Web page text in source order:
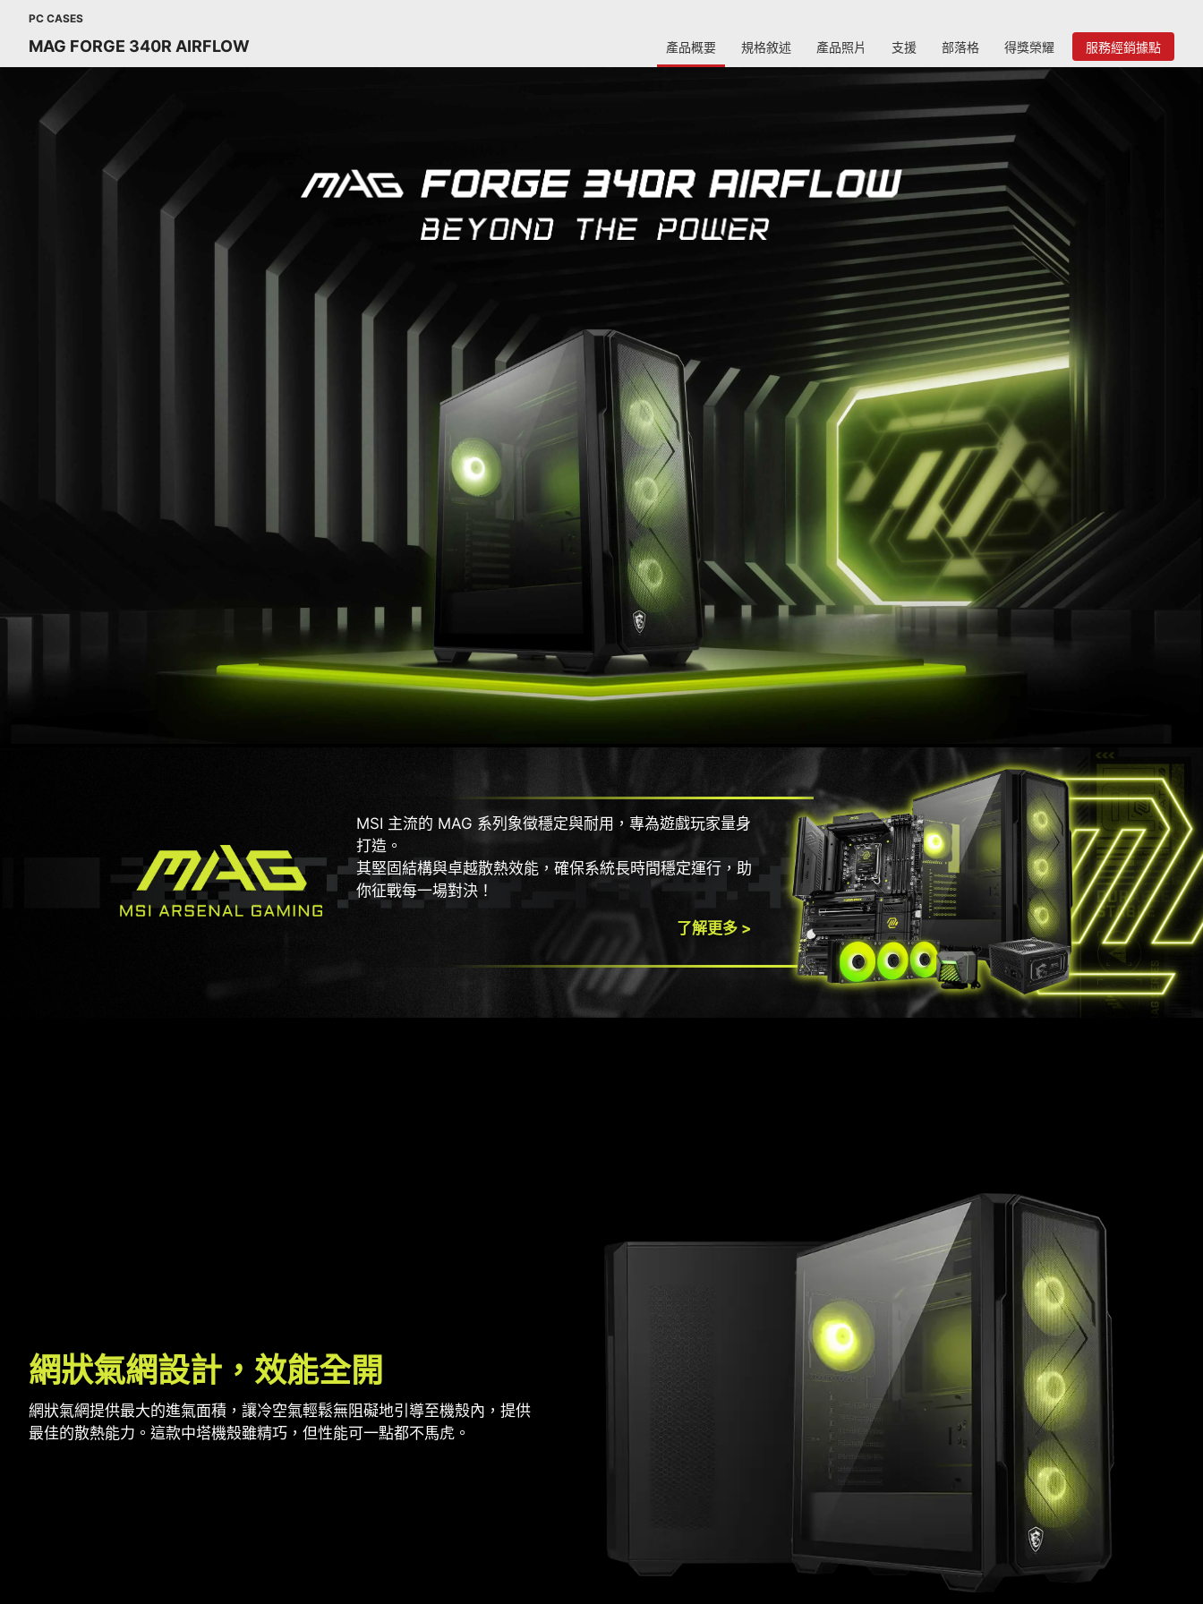
PC CASES
MAG FORGE 340R AIRFLOW 產品概要 規格敘述 產品照片 支援 部落格 得獎榮耀 服務經銷據點
MSI 主流的 MAG 系列象徵穩定與耐用，專為遊戲玩家量身
打造。
其堅固結構與卓越散熱效能，確保系統長時間穩定運行，助
你征戰每一場對決！
了解更多 >
網狀氣網設計，效能全開
網狀氣網提供最大的進氣面積，讓冷空氣輕鬆無阻礙地引導至機殼內，提供
最佳的散熱能力。這款中塔機殼雖精巧，但性能可一點都不馬虎。